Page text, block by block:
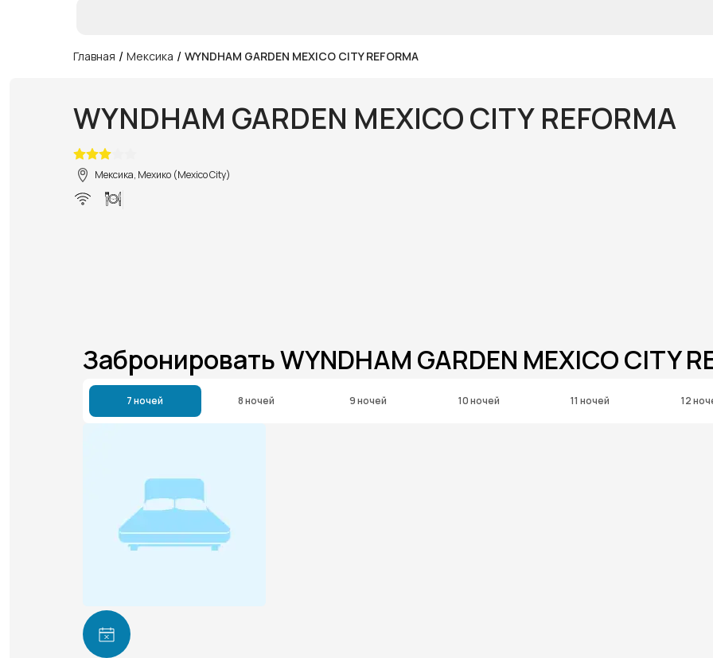
Главная / Мексика / WYNDHAM GARDEN MEXICO CITY REFORMA
WYNDHAM GARDEN MEXICO CITY REFORMA
Мексика, Мехико (Mexico City)
Забронировать WYNDHAM GARDEN MEXICO CITY
7 ночей 8 ночей 9 ночей 10 ночей 11 ночей 12